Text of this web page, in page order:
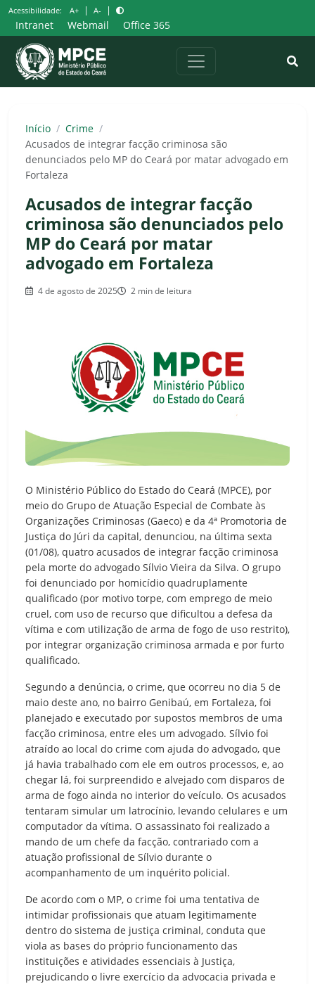
Pular
para
o
conteúdo
Acessibilidade: A+ | A- |
Intranet Webmail Office 365
Início / Crime /
Acusados de integrar facção criminosa são
denunciados pelo MP do Ceará por matar advogado em
Fortaleza
Acusados de integrar facção
criminosa são denunciados pelo
MP do Ceará por matar
advogado em Fortaleza
4 de agosto de 2025 2 min de leitura
O Ministério Público do Estado do Ceará (MPCE), por
meio do Grupo de Atuação Especial de Combate às
Organizações Criminosas (Gaeco) e da 4ª Promotoria de
Justiça do Júri da capital, denunciou, na última sexta
(01/08), quatro acusados de integrar facção criminosa
pela morte do advogado Sílvio Vieira da Silva. O grupo
foi denunciado por homicídio quadruplamente
qualificado (por motivo torpe, com emprego de meio
cruel, com uso de recurso que dificultou a defesa da
vítima e com utilização de arma de fogo de uso restrito),
por integrar organização criminosa armada e por furto
qualificado.
Segundo a denúncia, o crime, que ocorreu no dia 5 de
maio deste ano, no bairro Genibaú, em Fortaleza, foi
planejado e executado por supostos membros de uma
facção criminosa, entre eles um advogado. Sílvio foi
atraído ao local do crime com ajuda do advogado, que
já havia trabalhado com ele em outros processos, e, ao
chegar lá, foi surpreendido e alvejado com disparos de
arma de fogo ainda no interior do veículo. Os acusados
tentaram simular um latrocínio, levando celulares e um
computador da vítima. O assassinato foi realizado a
mando de um chefe da facção, contrariado com a
atuação profissional de Sílvio durante o
acompanhamento de um inquérito policial.
De acordo com o MP, o crime foi uma tentativa de
intimidar profissionais que atuam legitimamente
dentro do sistema de justiça criminal, conduta que
viola as bases do próprio funcionamento das
instituições e atividades essenciais à Justiça,
prejudicando o livre exercício da advocacia privada e